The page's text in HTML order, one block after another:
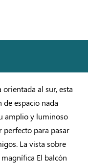
al sur, esta
de espacio nada
amplio y luminoso
perfecto para pasar
La vista sobre
El balcón